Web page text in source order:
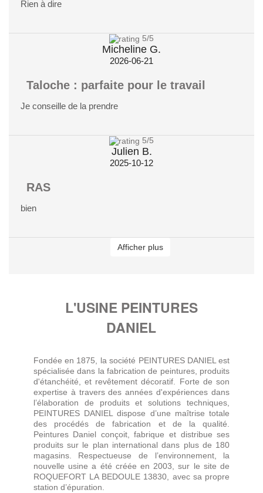
Rien à dire
5/5
Micheline G.
2026-06-21
Taloche : parfaite pour le travail
Je conseille de la prendre
5/5
Julien B.
2025-10-12
RAS
bien
Afficher plus
L'USINE PEINTURES
DANIEL
Fondée en 1875, la société PEINTURES DANIEL est
spécialisée dans la fabrication de peintures, produits
d'étanchéité, et revêtement décoratif. Forte de son
expertise à travers des années d'expériences dans
l’élaboration de produits et solutions techniques,
PEINTURES DANIEL dispose d’une maîtrise totale
des procédés de fabrication et de la qualité.
Peintures Daniel conçoit, fabrique et distribue ses
produits sur le plan international dans plus de 180
magasins. Respectueuse de l’environnement, la
nouvelle usine a été créée en 2003, sur le site de
ROQUEFORT LA BEDOULE 13830, avec sa propre
station d’épuration.